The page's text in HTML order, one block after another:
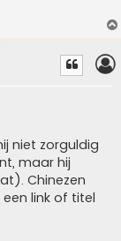
niet zorguldig
maar hij
Chinezen
link of titel